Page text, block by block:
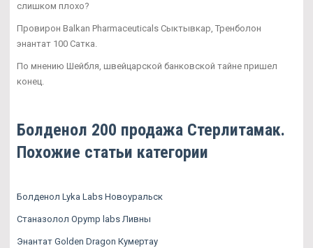
слишком плохо?
Провирон Balkan Pharmaceuticals Сыктывкар, Тренболон
энантат 100 Сатка.
По мнению Шейбля, швейцарской банковской тайне пришел
конец.
Болденол 200 продажа Стерлитамак.
Похожие статьи категории
Болденол Lyka Labs Новоуральск
Станазолол Opymp labs Ливны
Энантат Golden Dragon Кумертау